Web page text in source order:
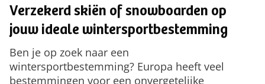
Verzekerd skiën of snowboarden op
jouw ideale wintersportbestemming
Ben je op zoek naar een
wintersportbestemming? Europa heeft veel
bestemmingen voor een onvergetelijke